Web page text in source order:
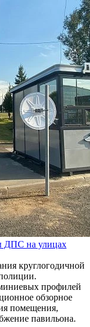
ДПС на улицах
круглогодичной
профилей
обзорное
помещения,
павильона.